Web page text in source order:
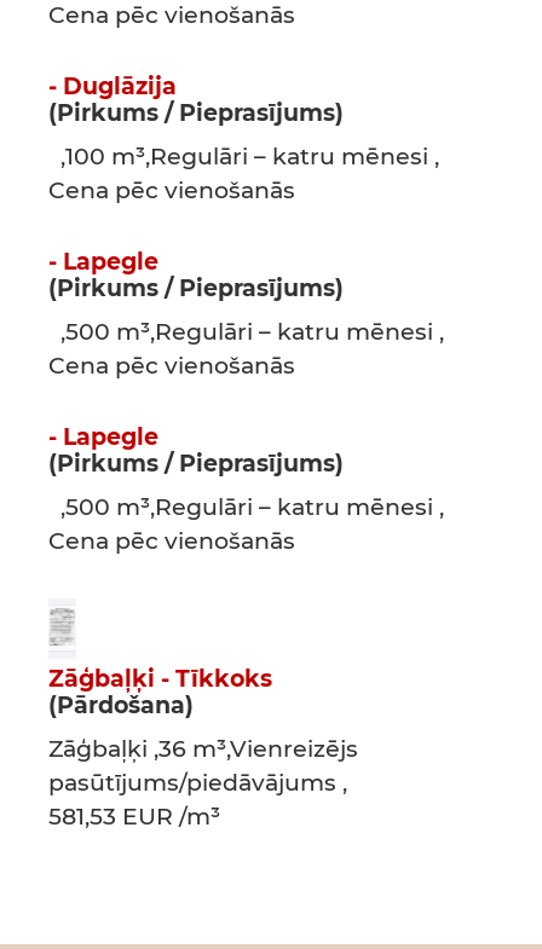
Cena pēc vienošanās
- Duglāzija
(Pirkums / Pieprasījums)
,100 m³,Regulāri – katru mēnesi ,
Cena pēc vienošanās
- Lapegle
(Pirkums / Pieprasījums)
,500 m³,Regulāri – katru mēnesi ,
Cena pēc vienošanās
- Lapegle
(Pirkums / Pieprasījums)
,500 m³,Regulāri – katru mēnesi ,
Cena pēc vienošanās
Zāģbaļķi - Tīkkoks
(Pārdošana)
Zāģbaļķi ,36 m³,Vienreizējs
pasūtījums/piedāvājums ,
581,53 EUR /m³